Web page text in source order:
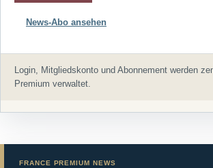
News-Abo ansehen
Login, Mitgliedskonto und Abonnement werden
Premium verwaltet.
FRANCE PREMIUM NEWS